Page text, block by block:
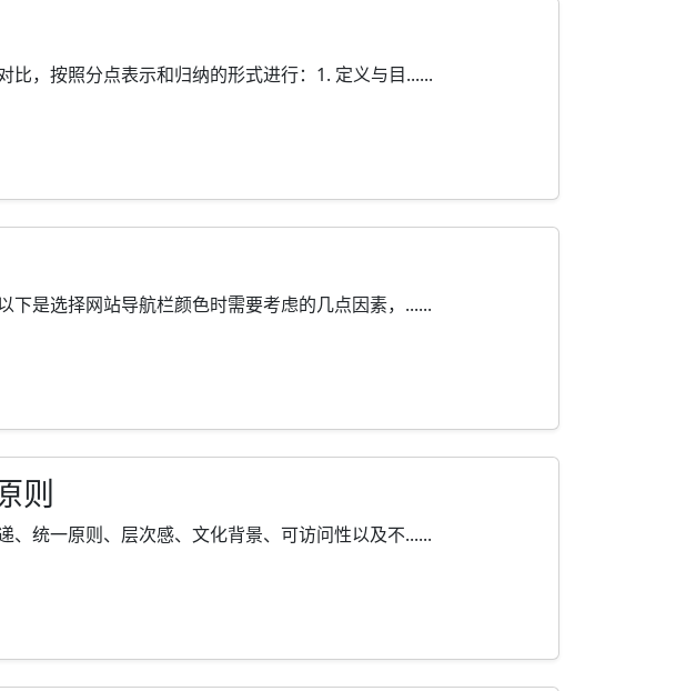
，按照分点表示和归纳的形式进行：1. 定义与目......
是选择网站导航栏颜色时需要考虑的几点因素，......
则
统一原则、层次感、文化背景、可访问性以及不......